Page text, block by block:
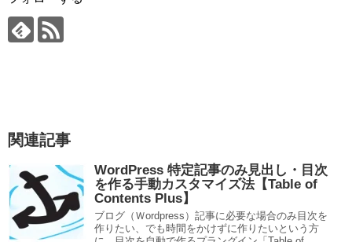
関連記事
WordPress 特定記事のみ見出し・目次
を作る手動カスタマイズ法【Table of
Contents Plus】
ブログ（Ｗordpress）記事に必要な場合のみ目次を
作りたい、でも時間をかけずに作りたいという方